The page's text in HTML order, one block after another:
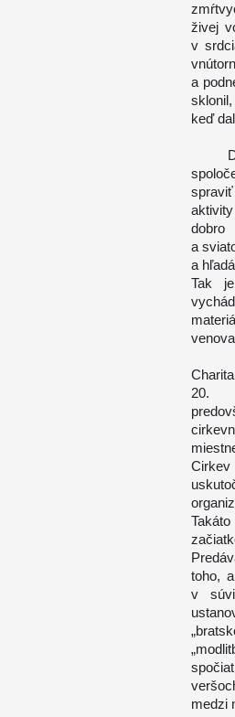
živej
v
a
keď
spraviť
dobro
a
a
Tak
20.
toho,
v
medzi